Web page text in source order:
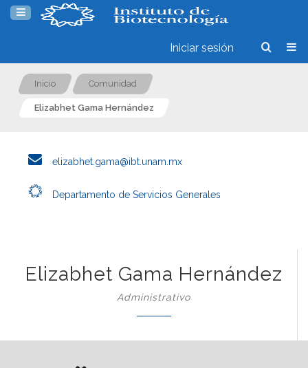
Iniciar sesión
Inicio Comunidad
Elizabhet Gama Hernández
elizabhet.gama@ibt.unam.mx
Departamento de Servicios Generales
Elizabhet Gama Hernández
Administrativo